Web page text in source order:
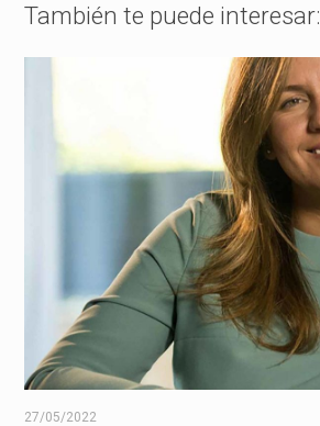
También te puede interesar:
27/05/2022